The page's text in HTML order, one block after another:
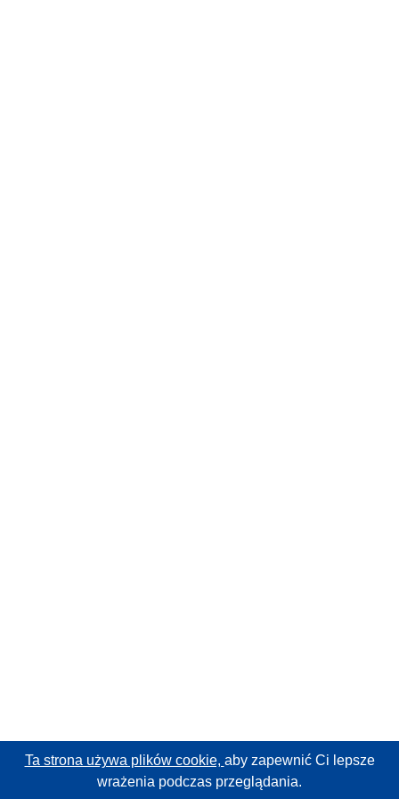
Ta strona używa plików cookie, aby zapewnić Ci lepsze
wrażenia podczas przeglądania.